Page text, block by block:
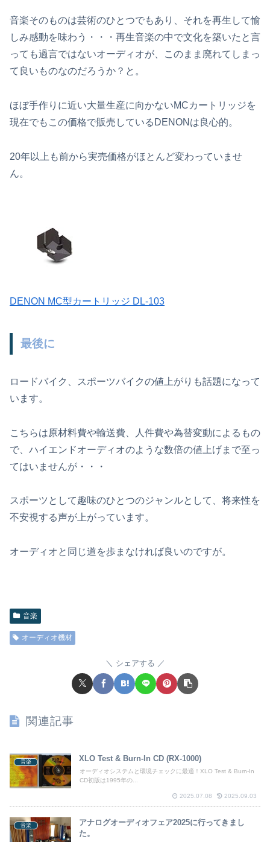
音楽そのものは芸術のひとつでもあり、それを再生して愉
しみ感動を味わう・・・再生音楽の中で文化を築いたと言
っても過言ではないオーディオが、このまま廃れてしまっ
て良いものなのだろうか？と。
ほぼ手作りに近い大量生産に向かないMCカートリッジを
現在でもこの価格で販売しているDENONは良心的。
20年以上も前から実売価格がほとんど変わっていませ
ん。
DENON MC型カートリッジ DL-103
最後に
ロードバイク、スポーツバイクの値上がりも話題になって
います。
こちらは原材料費や輸送費、人件費や為替変動によるもの
で、ハイエンドオーディオのような数倍の値上げまで至っ
てはいませんが・・・
スポーツとして趣味のひとつのジャンルとして、将来性を
不安視する声が上がっています。
オーディオと同じ道を歩まなければ良いのですが。
音楽
オーディオ機材
シェアする
関連記事
音楽 XLO Test & Burn-In CD (RX-1000)
オーディオシステムと環境チェックに最適！XLO Test & Burn-In
CD初版は1995年の...
2025.07.08 2025.09.03
音楽
アナログオーディオフェア2025に行ってきまし
た。